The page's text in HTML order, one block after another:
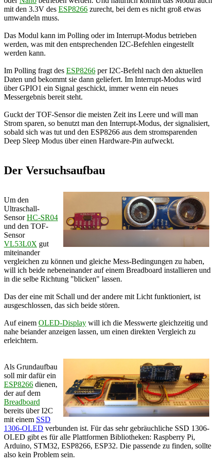
mit den 3.3V des ESP8266 zurecht, bei dem es nicht groß etwas
umwandeln muss.
Das Modul kann im Polling oder im Interrupt-Modus betrieben
werden, was mit den entsprechenden I2C-Befehlen eingestellt
werden kann.
Im Polling fragt des ESP8266 per I2C-Befehl nach den aktuellen
Daten und bekommt sie dann geliefert. Im Interrupt-Modus wird
über GPIO1 ein Signal geschickt, immer wenn ein neues
Messergebnis bereit steht.
Guckt der TOF-Sensor die meisten Zeit ins Leere und will man
Strom sparen, so benutzt man den Interrupt-Modus, der signalisiert,
sobald sich was tut und den ESP8266 aus dem stromsparenden
Deep Sleep Modus über einen Hardware-Pin aufweckt.
Der Versuchsaufbau
Um den
Ultraschall-
SensorHC-SR04
und den TOF-
Sensor
VL53L0X gut
miteinander
vergleichen zu können und gleiche Mess-Bedingungen zu haben,
will ich beide nebeneinander auf einem Breadboard installieren und
in die selbe Richtung "blicken" lassen.
Das der eine mit Schall und der andere mit Licht funktioniert, ist
ausgeschlossen, das sich beide stören.
Auf einem OLED-Display will ich die Messwerte gleichzeitig und
nahe beiander anzeigen lassen, um einen direkten Vergleich zu
erleichtern.
Als Grundaufbau
soll mir dafür ein
ESP8266 dienen,
der auf dem
Breadboard
bereits über I2C
mit einem SSD
1306-OLED verbunden ist. Für das sehr gebräuchliche SSD 1306-
OLED gibt es für alle Plattformen Bibliotheken: Raspberry Pi,
Arduino, STM32, ESP8266, ESP32. Die passende zu finden, sollte
also kein Problem sein.